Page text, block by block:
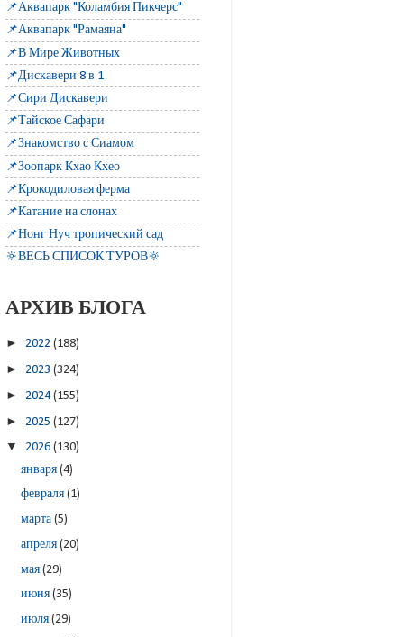
📌Аквапарк "Коламбия Пикчерс"
📌Аквапарк "Рамаяна"
📌В Мире Животных
📌Дискавери 8 в 1
📌Сири Дискавери
📌Тайское Сафари
📌Знакомство с Сиамом
📌Зоопарк Кхао Кхео
📌Крокодиловая ферма
📌Катание на слонах
📌Нонг Нуч тропический сад
🔆ВЕСЬ СПИСОК ТУРОВ🔆
АРХИВ БЛОГА
► 2022 (188)
► 2023 (324)
► 2024(155)
► 2025 (127)
▼ 2026 (130)
января(4)
февраля(1)
марта(5)
апреля(20)
мая(29)
июня(35)
июля(29)